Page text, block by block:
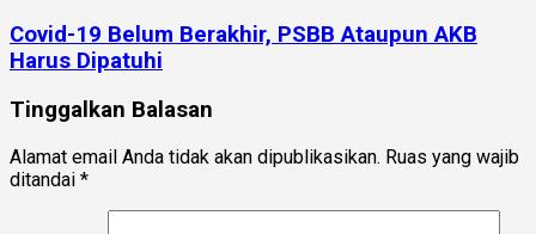
Covid-19 Belum Berakhir, PSBB Ataupun AKB
Harus Dipatuhi
Tinggalkan Balasan
Alamat email Anda tidak akan dipublikasikan. Ruas yang wajib
ditandai *